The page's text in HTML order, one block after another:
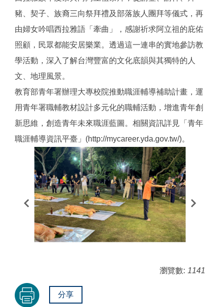
豬、契子、族裔三向祭拜禮及部落族人團拜等儀式，再
由婦女吟唱西拉雅語「牽曲」，感謝祈求阿立祖的庇佑
照顧，民眾都能安居樂業。透過這一連串的實地參訪教
學活動，深入了解台灣豐富的文化底韻與其獨特的人
文、地理風景。
教育部青年署辦理大專校院推動職涯輔導補助計畫，運
用青年署職輔教材設計多元化的職輔活動，增進青年創
新思維，創造青年未來職涯藍圖。相關資訊詳見「青年
職涯輔導資訊平臺」(http://mycareer.yda.gov.tw/)。
瀏覽數: 1141
分享